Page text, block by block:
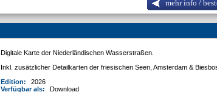
mehr info /
Digitale Karte der Niederländischen Wasserstraßen.
Inkl. zusätzlicher Detailkarten der friesischen Seen, Amsterdam &
Edition:
2026
Verfügbar als:
Download